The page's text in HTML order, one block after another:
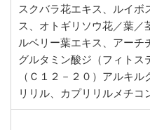
スクバラ花エキス、ルイボ
ス、オトギリソウ花／葉／
ルベリー葉エキス、アーチ
グルタミン酸ジ（フィトス
（Ｃ１２－２０）アルキ
リリル、カプリリルメチコ